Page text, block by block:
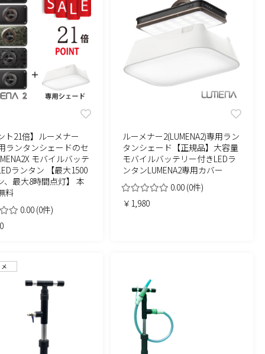
ト21倍】ルーメナー
ランタンシェードのセ
モバイルバッテ
ランタン 【最大1500
、最大8時間点灯】 本
料
0.00 (0件)
ルーメナー2(LUMENA2)専用ラン
タンシェード【正規品】大容量
モバイルバッテリー付きLEDラ
ンタンLUMENA2専用カバー
0.00 (0件)
￥1,980